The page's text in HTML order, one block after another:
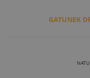
GATUNEK